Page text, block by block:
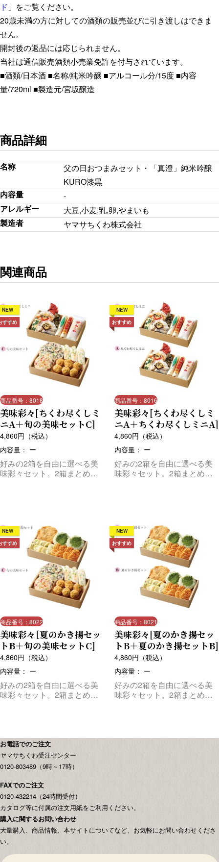
ド 」をご覧ください。
20歳未満の方に対しての酒類の販売並びに引き渡しはできま
せん。
開封後の返品には応じられません。
当社は通信販売酒類小売業免許を付与されています。
■酒類/日本酒 ■名称/純米吟醸 ■アルコール分/15度 ■内容
量/720ml ■製造元/宮坂醸造
商品詳細
名称
父の日おつまみセット・「真澄」純米吟醸
KURO漆黒
内容量
-
アレルギー
大豆,小麦,乳,卵,やまいも
製造者
ヤマサちくわ株式会社
関連商品
NEW
すすめ
商品番号：8018
美味彩々[ちくわ尽くしミ
ニA＋旬の美味セットC]
4,860円（税込）
内容量： ー
好みの2箱を自由に選べる美
味彩々セット。2箱まとめて
NEW
おすすめ
商品番号：8016
美味彩々[ちくわ尽くしミ
ニA＋ちくわ尽くしミニA]
4,860円（税込）
内容量： ー
好みの2箱を自由に選べる美
味彩々セット。2箱まとめて
NEW
すすめ
商品番号：8022
美味彩々［夏のかき揚セッ
トB＋旬の美味セットC]
4,860円（税込）
内容量： ー
好みの2箱を自由に選べる美
味彩々セット。2箱まとめて
NEW
おすすめ
商品番号：8021
美味彩々[夏のかき揚セッ
トB＋夏のかき揚セットB]
4,860円（税込）
内容量： ー
好みの2箱を自由に選べる美
味彩々セット。2箱まとめて
お電話でのご注文
ヤマサちくわ受注センター
0120-803489（9時～17時）
FAXでのご注文
0120-432214（24時間受付）
カタログ等に付属の注文用紙をご利用ください。
購入に関するお問い合わせ
大量購入、商品情報、本サイトについてなど、お気軽にお問い合わせくださ
い。